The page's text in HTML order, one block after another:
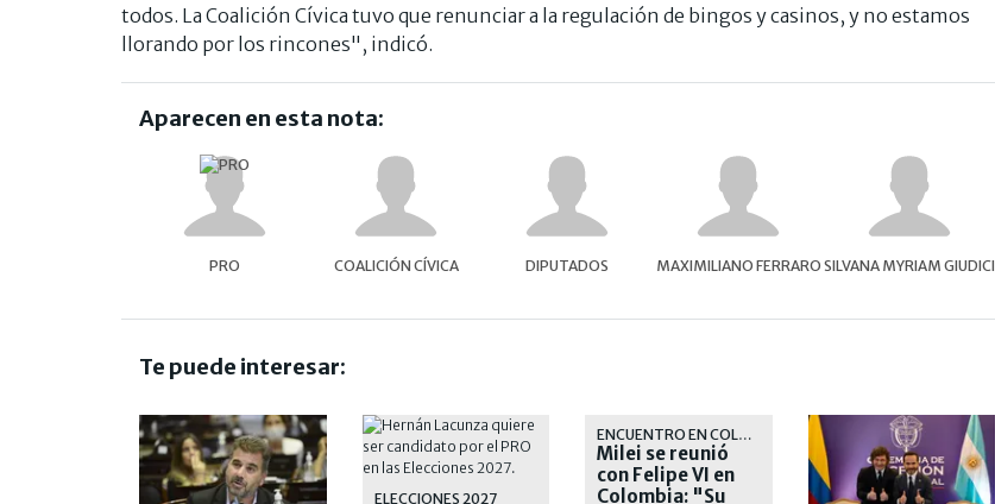
todos. La Coalición Cívica tuvo que renunciar a la regulación de bingos y casinos, y no estamos
llorando por los rincones", indicó.
Aparecen en esta nota:
PRO COALICIÓN CÍVICA DIPUTADOS MAXIMILIANO FERRARO SILVANA MYRIAM GIUDICI
Te puede interesar:
ELECCIONES 2027
ENCUENTRO EN COLOMBIA
Milei se reunió
con Felipe VI en
Colombia: "Su